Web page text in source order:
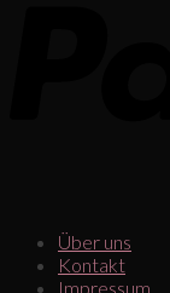
Über uns
Kontakt
Impressum